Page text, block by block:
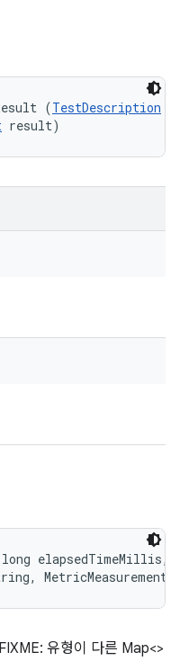
(TestDescription
result)
elapsedTimeMillis,
유형이 다른 Map<>